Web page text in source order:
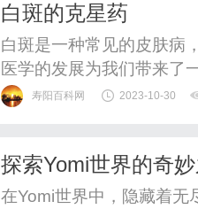
者应避免服用含有激素成
白斑的克星药
白斑是一种常见的皮肤病
医学的发展为我们带来了
者提供了一线希望。首先
们一直在寻找治疗白斑的
寿阳百科网 2023-10-30
探索Yomi世界的奇
在Yomi世界中，隐藏着无